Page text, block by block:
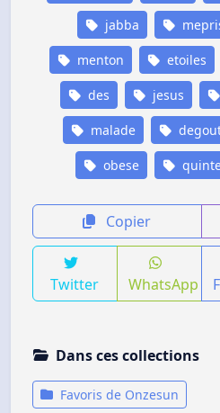
jabba
menton etoiles
des jesus
malade
obese
Copier
Twitter WhatsApp
Dans ces collections
Favoris de Onzesun